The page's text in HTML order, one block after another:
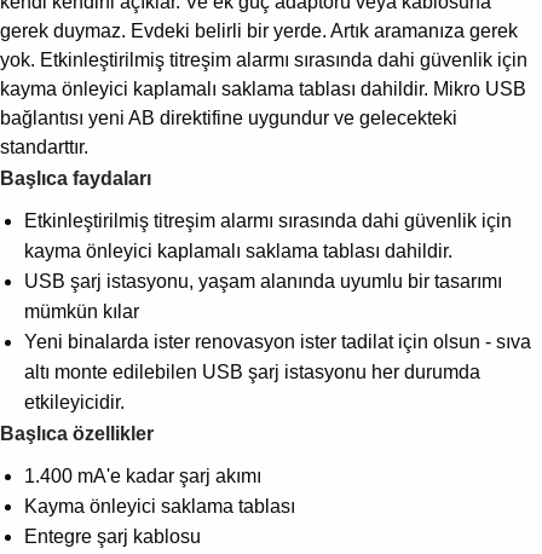
gerek duymaz. Evdeki belirli bir yerde. Artık aramanıza gerek
yok. Etkinleştirilmiş titreşim alarmı sırasında dahi güvenlik için
kayma önleyici kaplamalı saklama tablası dahildir. Mikro USB
bağlantısı yeni AB direktifine uygundur ve gelecekteki
standarttır.
Başlıca faydaları
Etkinleştirilmiş titreşim alarmı sırasında dahi güvenlik için
kayma önleyici kaplamalı saklama tablası dahildir.
USB şarj istasyonu, yaşam alanında uyumlu bir tasarımı
mümkün kılar
Yeni binalarda ister renovasyon ister tadilat için olsun - sıva
altı monte edilebilen USB şarj istasyonu her durumda
etkileyicidir.
Başlıca özellikler
1.400 mA'e kadar şarj akımı
Kayma önleyici saklama tablası
Entegre şarj kablosu